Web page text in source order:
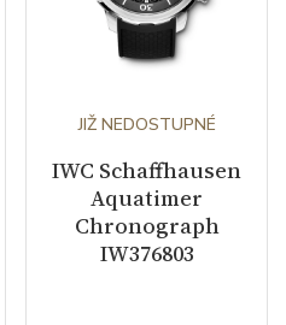
JIŽ NEDOSTUPNÉ
IWC Schaffhausen
Aquatimer
Chronograph
IW376803